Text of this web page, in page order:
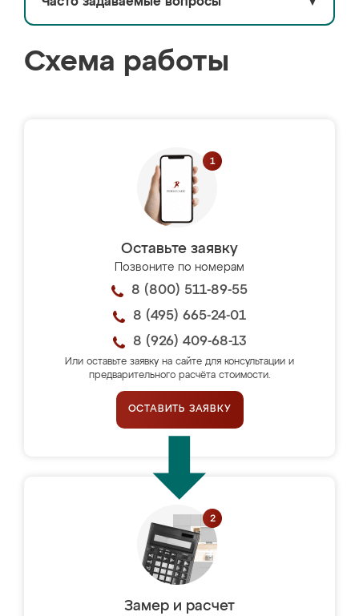
Схема работы
Оставьте заявку
Позвоните по номерам
8 (800) 511-89-55
8 (495) 665-24-01
8 (926) 409-68-13
Или оставьте заявку на сайте для консультации и
предварительного расчёта стоимости.
ОСТАВИТЬ ЗАЯВКУ
Замер и расчет